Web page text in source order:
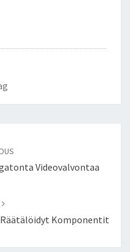
Videovalvontaa
Komponentit